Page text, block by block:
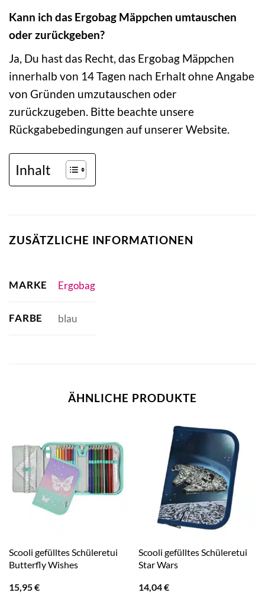
Kann ich das Ergobag Mäppchen umtauschen
oder zurückgeben?
Ja, Du hast das Recht, das Ergobag Mäppchen
innerhalb von 14 Tagen nach Erhalt ohne Angabe
von Gründen umzutauschen oder
zurückzugeben. Bitte beachte unsere
Rückgabebedingungen auf unserer Website.
Inhalt
ZUSÄTZLICHE INFORMATIONEN
MARKE Ergobag
FARBE blau
ÄHNLICHE PRODUKTE
Scooli gefülltes Schüleretui
Butterfly Wishes
15,95€
Scooli gefülltes Schüleretui
Star Wars
14,04€